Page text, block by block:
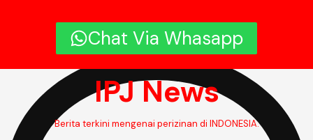
Chat Via Whasapp
IPJ News
Berita terkini mengenai perizinan di INDONESIA.